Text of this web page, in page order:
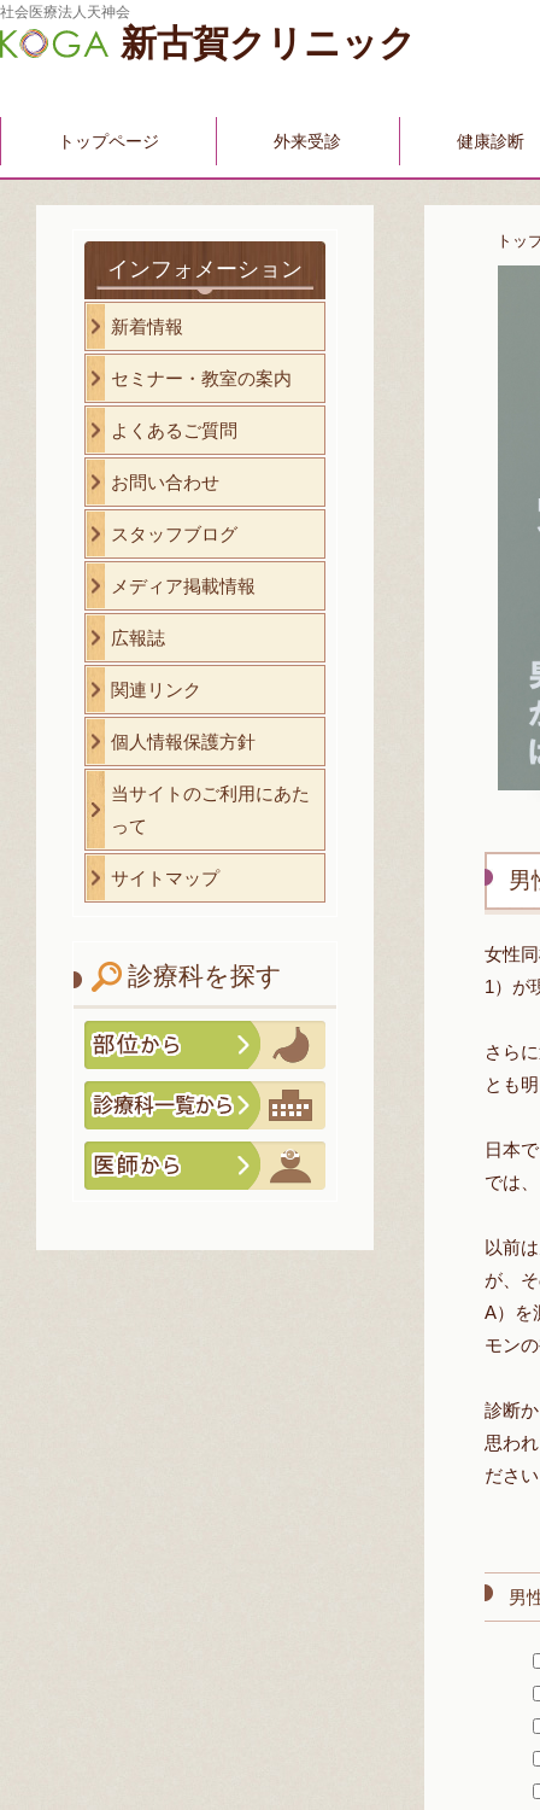
社会医療法人天神会
新古賀クリニック
トップページ 外来受診 健康診断
インフォメーション
新着情報
セミナー・教室の案内
よくあるご質問
お問い合わせ
スタッフブログ
メディア掲載情報
広報誌
関連リンク
個人情報保護方針
当サイトのご利用にあた
って
サイトマップ
診療科を探す
トッ
男
女性
1）が
さら
とも
日本
では
以前
が、
A）を
モン
診断
思わ
ださ
男